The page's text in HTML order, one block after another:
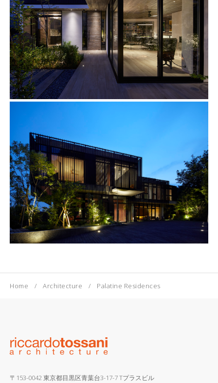
Home Architecture Palatine Residences
〒153-0042 東京都目黒区青葉台3-17-7 Tプラスビル